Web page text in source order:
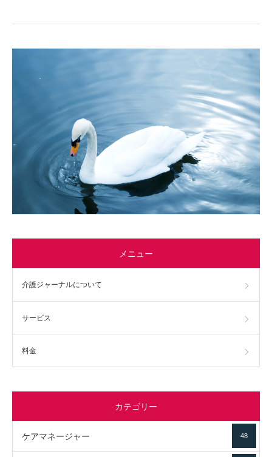
メニュー
介護ジャーナルについて
サービス
料金
カテゴリー
ケアマネージャー 48